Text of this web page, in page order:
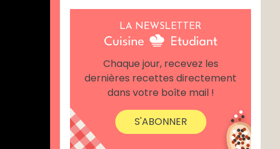
LA NEWSLETTER
Chaque jour, recevez les
dernières recettes directement
dans votre boîte mail !
S'ABONNER